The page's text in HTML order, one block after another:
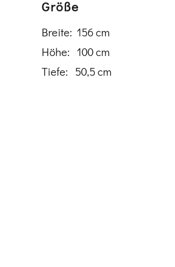
Größe
Breite: 156 cm
Höhe: 100 cm
Tiefe: 50,5 cm